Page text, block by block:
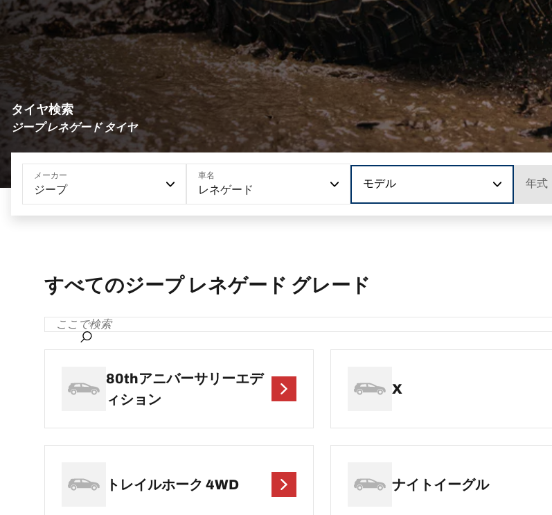
タイヤ検索
ジープ レネゲード タイヤ
メーカー
ジープ
車名
レネゲード
モデル 年式
すべてのジープ レネゲード グレード
80thアニバーサリーエデ
ィション
X
トレイルホーク 4WD ナイトイーグル